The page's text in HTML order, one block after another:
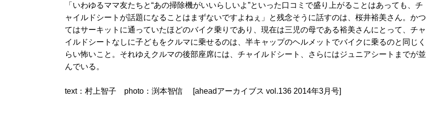
「いわゆるママ友たちと“あの掃除機がいいらしいよ”といった口コミで盛り上がることはあっても、チ
ャイルドシートが話題になることはまずないですよねぇ」と残念そうに話すのは、桜井裕美さん。かつ
てはサーキットに通っていたほどのバイク乗りであり、現在は三児の母である裕美さんにとって、チャ
イルドシートなしに子どもをクルマに乗せるのは、半キャップのヘルメットでバイクに乗るのと同じく
らい怖いこと。それゆえクルマの後部座席には、チャイルドシート、さらにはジュニアシートまでが並
んでいる。
text：村上智子 photo：渕本智信 [aheadアーカイブス vol.136 2014年3月号]